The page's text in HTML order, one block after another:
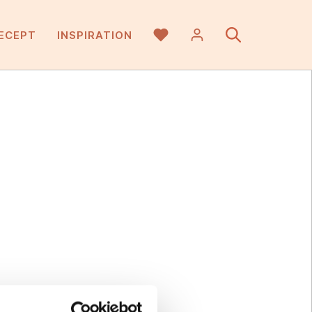
INSPIRATION